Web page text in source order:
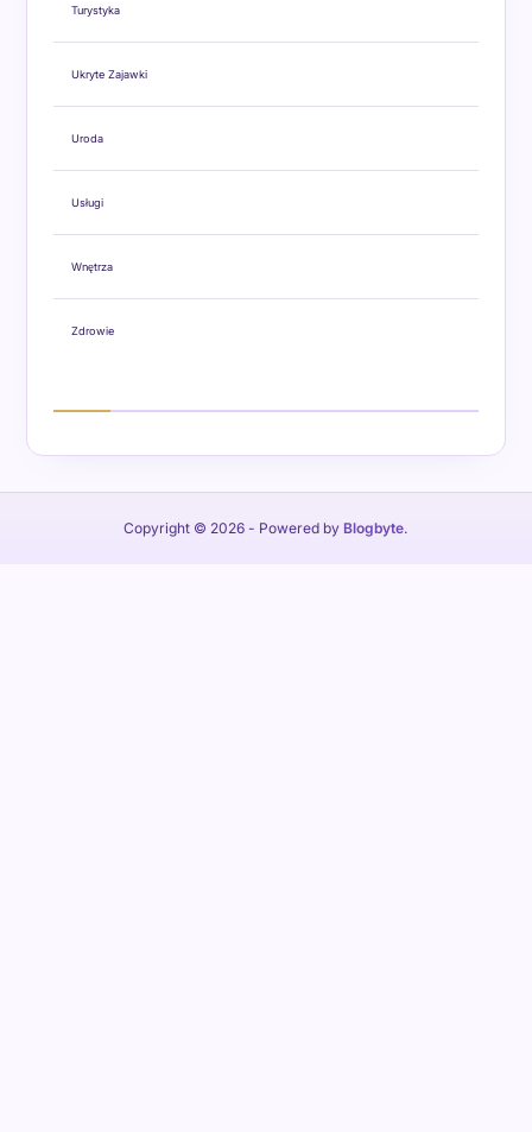
Turystyka
Ukryte Zajawki
Uroda
Usługi
Wnętrza
Zdrowie
Copyright © 2026 - Powered by Blogbyte.